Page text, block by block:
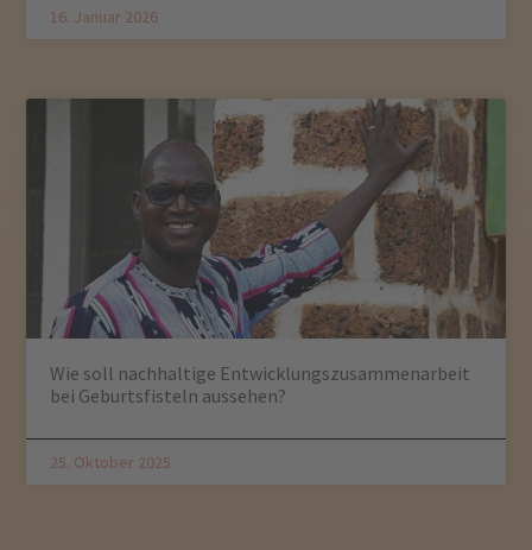
16. Januar 2026
Wie soll nachhaltige Entwicklungszusammenarbeit
bei Geburtsfisteln aussehen?
25. Oktober 2025